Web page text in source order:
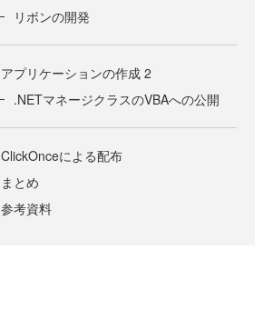
リボンの開発
アプリケーションの作成 2
.NETマネージクラスのVBAへの公開
ClickOnceによる配布
まとめ
参考資料